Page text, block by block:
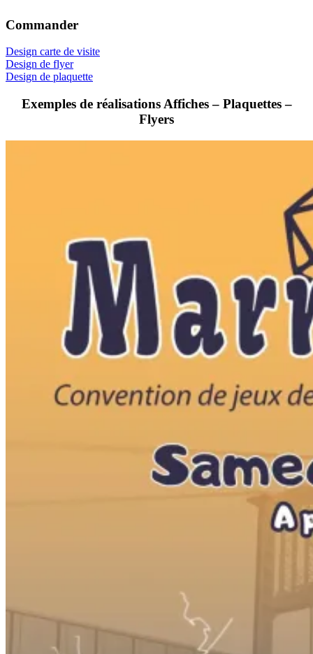
Commander
Design carte de visite
Design de flyer
Design de plaquette
Exemples de réalisations Affiches – Plaquettes –
Flyers